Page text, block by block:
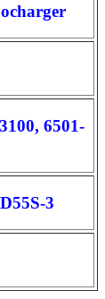
6501-
3